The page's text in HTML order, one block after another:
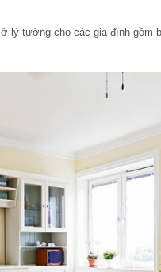
lý tưởng cho các gia đình gồm